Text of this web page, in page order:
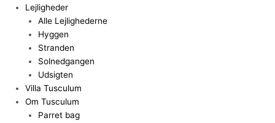
Lejligheder
Alle Lejlighederne
Hyggen
Stranden
Solnedgangen
Udsigten
Villa Tusculum
Om Tusculum
Parret bag